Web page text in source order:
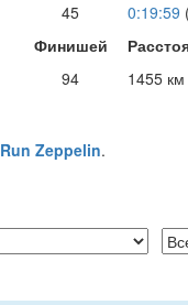
45 0:19:59
Финишей
94
1455
Run Zeppelin.